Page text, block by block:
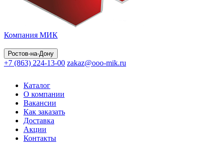
Компания МИК
Ростов-на-Дону
+7 (863) 224-13-00 zakaz@ooo-mik.ru
Каталог
О компании
Вакансии
Как заказать
Доставка
Акции
Контакты